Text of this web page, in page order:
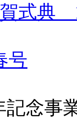
式典
号
記念事